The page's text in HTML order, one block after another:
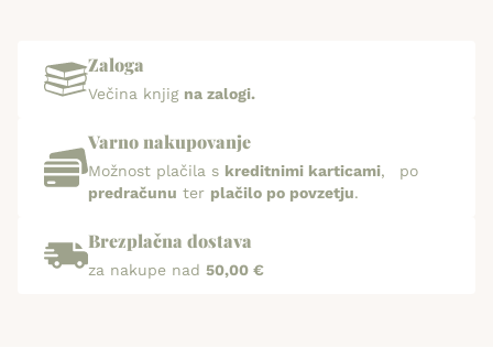
Zaloga
Večina knjig na zalogi.
Varno nakupovanje
Možnost plačila s kreditnimi karticami, po
predračunu ter plačilo po povzetju.
Brezplačna dostava
za nakupe nad 50,00 €